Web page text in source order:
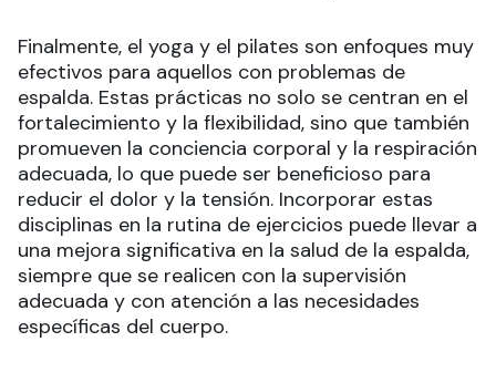
Finalmente, el yoga y el pilates son enfoques muy
efectivos para aquellos con problemas de
espalda. Estas prácticas no solo se centran en el
fortalecimiento y la flexibilidad, sino que también
promueven la conciencia corporal y la respiración
adecuada, lo que puede ser beneficioso para
reducir el dolor y la tensión. Incorporar estas
disciplinas en la rutina de ejercicios puede llevar a
una mejora significativa en la salud de la espalda,
siempre que se realicen con la supervisión
adecuada y con atención a las necesidades
específicas del cuerpo.